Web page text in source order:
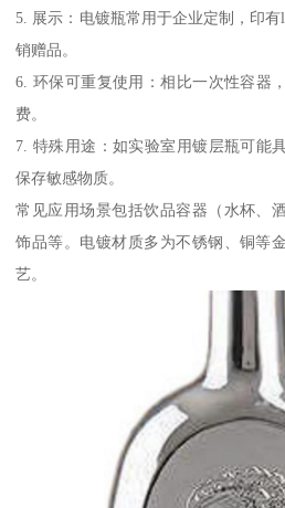
5. 展示：电镀瓶常用于企业定制，印
销赠品。
6. 环保可重复使用：相比一次性容器
费。
7. 特殊用途：如实验室用镀层瓶可能
保存敏感物质。
常见应用场景包括饮品容器（水杯、
饰品等。电镀材质多为不锈钢、铜等
艺。